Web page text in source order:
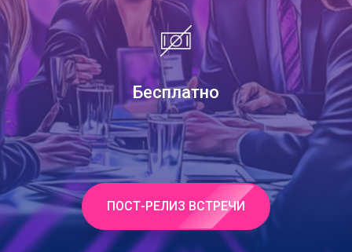
Бесплатно
ПОСТ-РЕЛИЗ ВСТРЕЧИ